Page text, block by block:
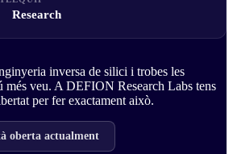
Research
inversa de silici i trobes les
més veu. A DEFION Research Labs tens
per fer exactament això.
oberta actualment